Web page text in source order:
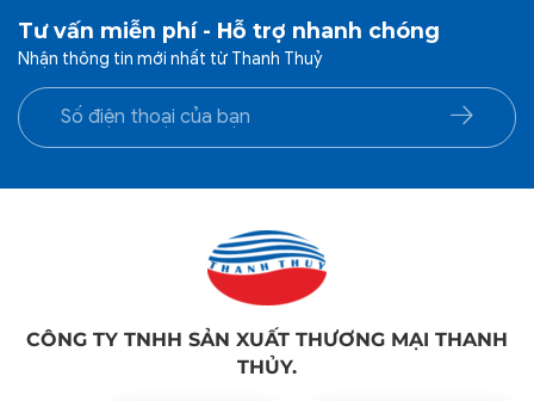
Tư vấn miễn phí - Hỗ trợ nhanh chóng
Nhận thông tin mới nhất từ Thanh Thuỷ
CÔNG TY TNHH SẢN XUẤT THƯƠNG MẠI THANH
THỦY.